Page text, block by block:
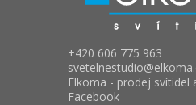
+420 606 775 963
svetelnestudio
Elkoma - prodej svítidel
Facebook